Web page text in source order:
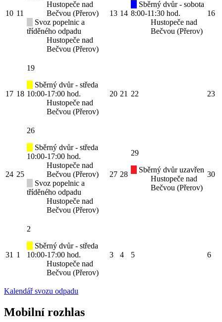
10 11
Hustopeče nad
Bečvou (Přerov)
Svoz popelnic a
tříděného odpadu
Hustopeče nad
Bečvou (Přerov)
13 14
Sběrný dvůr - sobota
8:00-11:30 hod.
Hustopeče nad
Bečvou (Přerov)
16
17 18
19
Sběrný dvůr - středa
10:00-17:00 hod.
Hustopeče nad
Bečvou (Přerov)
20 21 22 23
24 25
26
Sběrný dvůr - středa
10:00-17:00 hod.
Hustopeče nad
Bečvou (Přerov)
Svoz popelnic a
tříděného odpadu
Hustopeče nad
Bečvou (Přerov)
27 28
29
Sběrný dvůr uzavřen
Hustopeče nad
Bečvou (Přerov)
30
31 1
2
Sběrný dvůr - středa
10:00-17:00 hod.
Hustopeče nad
Bečvou (Přerov)
3 4 5 6
Kalendář svozu odpadu
Mobilní rozhlas